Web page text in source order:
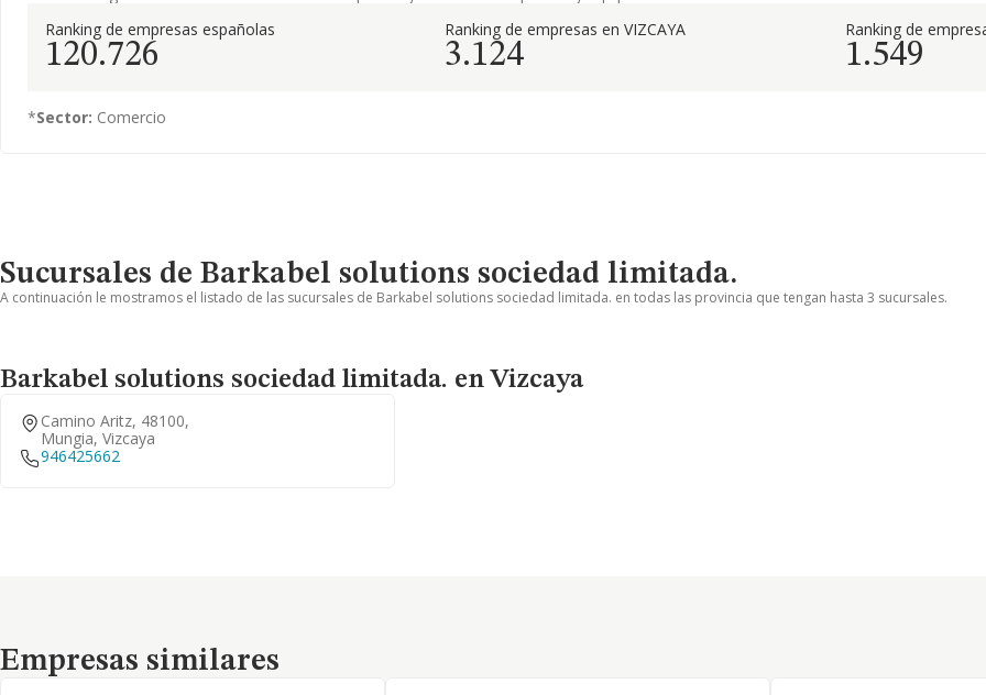
Ranking de empresas españolas
120.726
Ranking de empresas en VIZCAYA
3.124
Ranking de
1.549
*Sector: Comercio
Sucursales de Barkabel solutions sociedad limitada.
A continuación le mostramos el listado de las sucursales de Barkabel solutions sociedad limitada. en todas las provincia que tengan hasta 3 sucursales.
Barkabel solutions sociedad limitada. en Vizcaya
Camino Aritz, 48100,
Mungia, Vizcaya
946425662
Empresas similares
Empresas similares